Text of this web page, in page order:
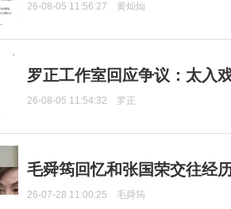
26-08-05 11:56:27 黄灿灿
罗正工作室回应争议：太入
26-08-05 11:54:32 罗正
毛舜筠回忆和张国荣交往经
26-07-28 11:00:25 毛舜筠